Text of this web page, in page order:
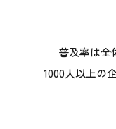
普及率は全
1000人以上の